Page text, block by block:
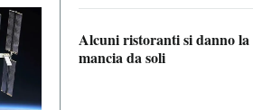
Alcuni ristoranti si danno la
mancia da soli